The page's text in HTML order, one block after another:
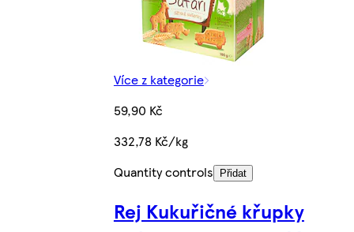
Více z kategorie
59,90 Kč
332,78 Kč/kg
Quantity controls
Přidat
Rej Kukuřičné křupky